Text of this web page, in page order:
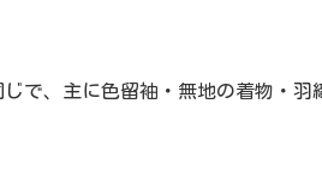
で、主に色留袖・無地の着物・羽